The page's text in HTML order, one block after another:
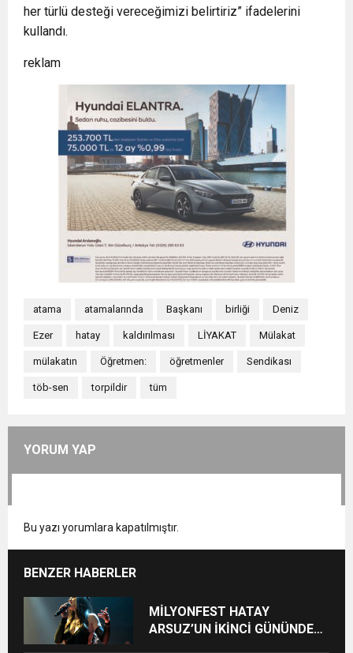
her türlü desteği vereceğimizi belirtiriz” ifadelerini
kullandı.
reklam
atama atamalarında Başkanı birliği Deniz
Ezer hatay kaldırılması LİYAKAT Mülakat
mülakatın Öğretmen: öğretmenler Sendikası
töb-sen torpildir tüm
YORUM YAP
Bu yazı yorumlara kapatılmıştır.
BENZER HABERLER
MİLYONFEST HATAY
ARSUZ’UN İKİNCİ GÜNÜNDE